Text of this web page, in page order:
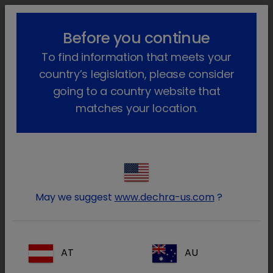
lock_outline search menu
Produtos
Farmacêutico
Frango Só com receita veterinária
Tialin
Voltar atrás
Before you continue
To find information that meets your
country’s legislation, please consider
going to a country website that
matches your location.
May we suggest www.dechra-us.com ?
AT AU